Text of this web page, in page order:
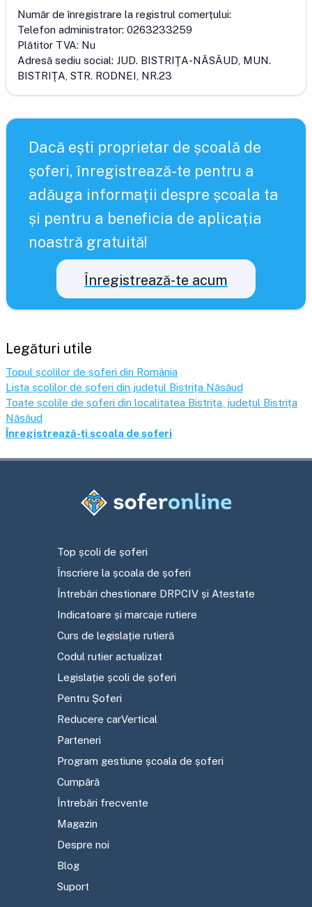
Număr de înregistrare la registrul comerțului:
Telefon administrator: 0263233259
Plătitor TVA: Nu
Adresă sediu social: JUD. BISTRIŢA-NĂSĂUD, MUN.
BISTRIŢA, STR. RODNEI, NR.23
Dacă ești proprietar de școală de
șoferi, înregistrează-te pentru a
adăuga informații despre școala ta
și pentru a beneficia de aplicația
noastră gratuită!
Înregistrează-te acum
Legături utile
Topul școlilor de șoferi din România
Lista școlilor de șoferi din județul Bistrița Năsăud
Toate școlile de șoferi din localitatea Bistrița , județul Bistrița
Năsăud
Înregistrează-ți școala de șoferi
Top școli de șoferi
Înscriere la școala de șoferi
Întrebări chestionare DRPCIV și Atestate
Indicatoare și marcaje rutiere
Curs de legislație rutieră
Codul rutier actualizat
Legislație școli de șoferi
Pentru Șoferi
Reducere carVertical
Parteneri
Program gestiune școala de șoferi
Cumpără
Întrebări frecvente
Magazin
Despre noi
Blog
Suport